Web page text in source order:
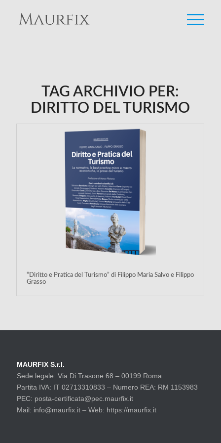
TAG ARCHIVIO PER:
DIRITTO DEL TURISMO
“Diritto e Pratica del Turismo” di Filippo Maria Salvo e Filippo
Grasso
MAURFIX S.r.l.
Sede legale: Via Di Trasone 68 – 00199 Roma
Partita IVA: IT 02713310833 – Numero REA: RM 1153983
PEC: posta-certificata@pec.maurfix.it
Mail: info@maurfix.it – Web: https://maurfix.it